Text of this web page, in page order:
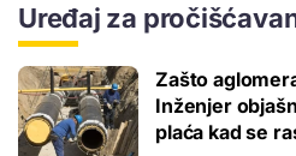
Uređaj za
Zašto
Inženjer
plaća kad se